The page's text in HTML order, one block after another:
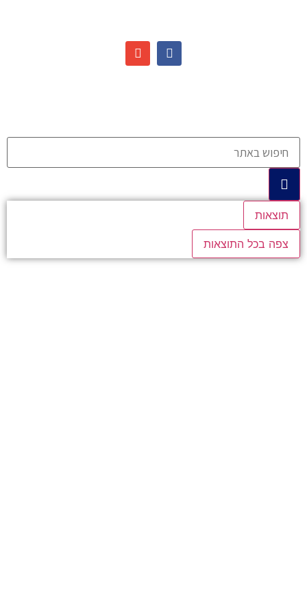
תוצאות
צפה בכל התוצאות